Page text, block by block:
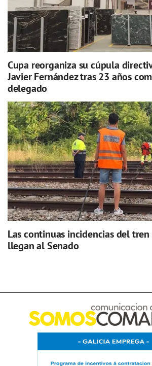
Cupa reorganiza su cúpula
Javier Fernández tras 23 años
delegado
Las continuas incidencias del tren
llegan al Senado